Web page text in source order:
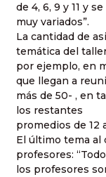
de 4, 6, 9 y 11 y
muy variados”.
La cantidad de
temática del
por ejemplo, en
que llegan a
más de 50- , en
los restantes
promedios de 12
El último tema al
profesores:
los profesores